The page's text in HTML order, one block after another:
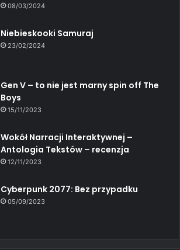
08/03/2024
Niebieskooki Samuraj
23/02/2024
Gen V – to nie jest marny spin off The
Boys
15/11/2023
Wokół Narracji Interaktywnej –
Antologia Tekstów – recenzja
12/11/2023
Cyberpunk 2077: Bez przypadku
05/09/2023